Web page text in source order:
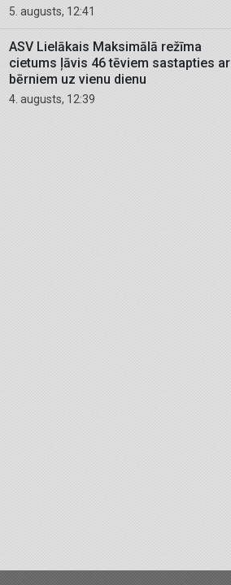
5. augusts, 12:41
ASV Lielākais Maksimālā režīma
cietums ļāvis 46 tēviem sastapties ar
bērniem uz vienu dienu
4. augusts, 12:39